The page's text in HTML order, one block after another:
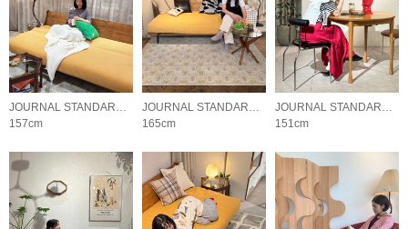
157cm
165cm
151cm